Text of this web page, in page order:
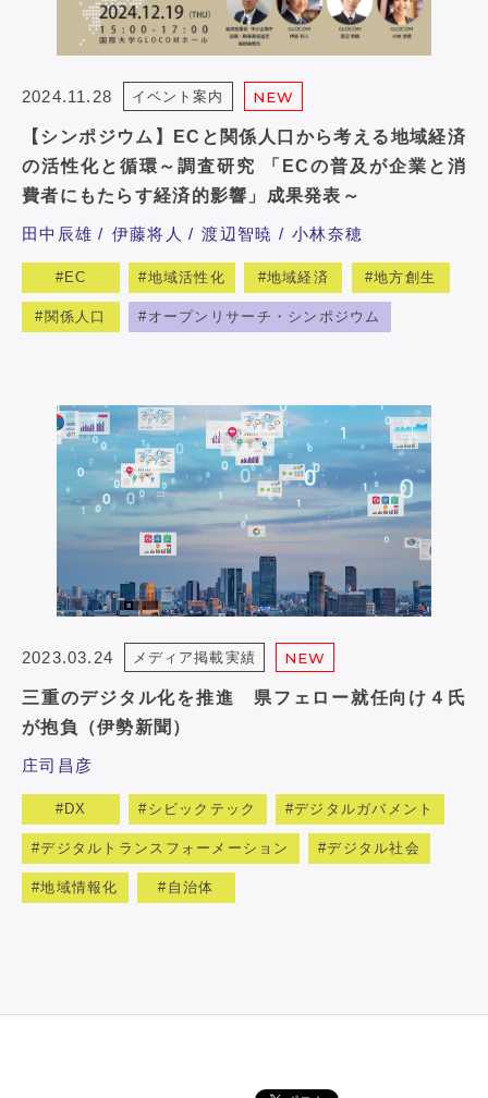
2024.11.28 イベント案内 NEW
【シンポジウム】ECと関係人口から考える地域経済
の活性化と循環～調査研究 「ECの普及が企業と消
費者にもたらす経済的影響」成果発表～
田中辰雄 伊藤将人 渡辺智暁 小林奈穂
EC 地域活性化 地域経済 地方創生
関係人口 オープンリサーチ・シンポジウム
2023.03.24 メディア掲載実績 NEW
三重のデジタル化を推進 県フェロー就任向け４氏
が抱負（伊勢新聞）
庄司昌彦
DX シビックテック デジタルガバメント
デジタルトランスフォーメーション デジタル社会
地域情報化 自治体